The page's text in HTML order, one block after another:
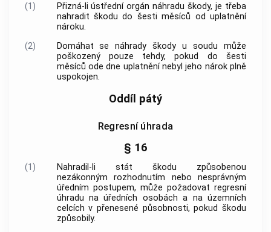
(1)
Přizná-li ústřední orgán náhradu škody, je třeba
nahradit škodu do šesti měsíců od uplatnění
nároku.
(2)
Domáhat se náhrady škody u soudu může
poškozený pouze tehdy, pokud do šesti
měsíců ode dne uplatnění nebyl jeho nárok plně
uspokojen.
Oddíl pátý
Regresní úhrada
§ 16
(1)
Nahradil-li stát škodu způsobenou
nezákonným rozhodnutím nebo nesprávným
úředním postupem, může požadovat regresní
úhradu na úředních osobách a na územních
celcích v přenesené působnosti, pokud škodu
způsobily.